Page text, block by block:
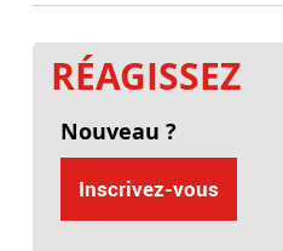
RÉAGISSEZ
Nouveau ?
Inscrivez-vous